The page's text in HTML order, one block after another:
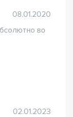
08.01.2020
во
02.01.2023